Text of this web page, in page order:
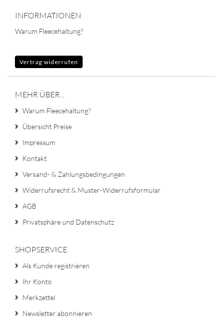
INFORMATIONEN
Warum Fleecehaltung?
Vertrag widerrufen
MEHR ÜBER...
Warum Fleecehaltung?
Übersicht Preise
Impressum
Kontakt
Versand- & Zahlungsbedingungen
Widerrufsrecht & Muster-Widerrufsformular
AGB
Privatsphäre und Datenschutz
SHOPSERVICE
Als Kunde registrieren
Ihr Konto
Merkzettel
Newsletter abonnieren